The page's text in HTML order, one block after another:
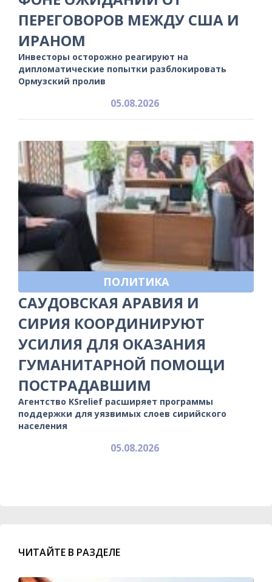
ПЕРЕГОВОРОВ МЕЖДУ США И
ИРАНОМ
Инвесторы осторожно реагируют на
дипломатические попытки разблокировать
Ормузский пролив
05.08.2026
ПОЛИТИКА
САУДОВСКАЯ АРАВИЯ И
СИРИЯ КООРДИНИРУЮТ
УСИЛИЯ ДЛЯ ОКАЗАНИЯ
ГУМАНИТАРНОЙ ПОМОЩИ
ПОСТРАДАВШИМ
Агентство KSrelief расширяет программы
поддержки для уязвимых слоев сирийского
населения
05.08.2026
ЧИТАЙТЕ В РАЗДЕЛЕ